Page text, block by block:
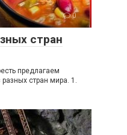
0
стран
предлагаем
стран мира. 1.